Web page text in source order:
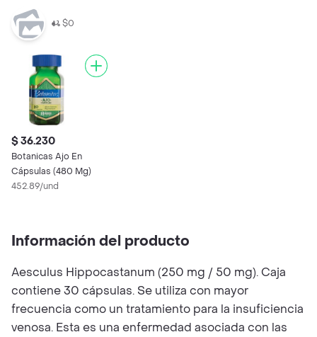
$0
$ 36.230
Botanicas Ajo En
Cápsulas (480 Mg)
452.89/und
Información del producto
Aesculus Hippocastanum (250 mg / 50 mg). Caja
contiene 30 cápsulas. Se utiliza con mayor
frecuencia como un tratamiento para la insuficiencia
venosa. Esta es una enfermedad asociada con las